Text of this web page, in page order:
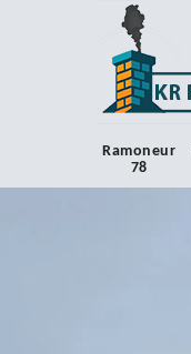
Ramoneur
78